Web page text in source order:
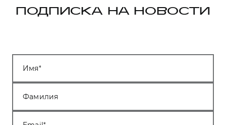
ПОДПИСКА НА НОВОСТИ
Имя
Фамилия